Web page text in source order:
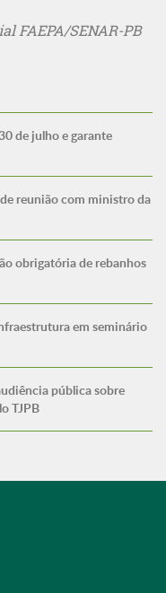
FAEPA/SENAR-PB
de julho e garante
reunião com ministro da
obrigatória de rebanhos
em seminário
pública sobre
TJPB